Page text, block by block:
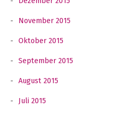
November 2015
Oktober 2015
September 2015
August 2015
Juli 2015